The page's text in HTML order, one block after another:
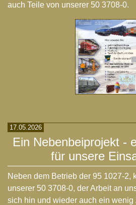
auch Teile von unserer 50 3708-0.
17.05.2026
Ein Nebenbeiprojekt -
für unsere
Neben dem Betrieb der 95 1027-2,
unserer 50 3708-0, der Arbeit an
sich hin und wieder auch ein wenig